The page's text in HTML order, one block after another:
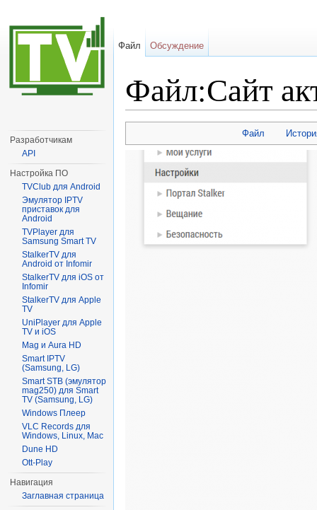
Файл:Сайт
Файл
Файл Обсуждение
Разработчикам
API
Настройка ПО
TVClub для Android
Эмулятор IPTV
приставок для
Android
TVPlayer для
Samsung Smart TV
StalkerTV для
Android от Infomir
StalkerTV для iOS от
Infomir
StalkerTV для Apple
TV
UniPlayer для Apple
TV и iOS
Mag и Aura HD
Smart IPTV
(Samsung, LG)
Smart STB (эмулятор
mag250) для Smart
TV (Samsung, LG)
Windows Плеер
VLC Records для
Windows, Linux, Mac
Dune HD
Ott-Play
Навигация
Заглавная страница